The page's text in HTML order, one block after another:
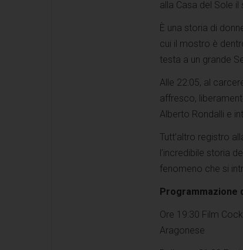
alla Casa del Sole
È una storia di
cui il mostro è
testa a un grande
Alle 22:05, al
affresco,
Alberto Rondalli e
Tutt’altro registro
l’incredibile storia
fenomeno che si
Programmazione
Ore 19:30 Film
Aragonese